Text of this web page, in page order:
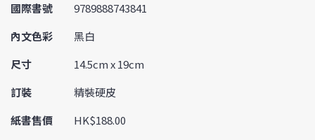
國際書號
9789888743841
內文色彩
黑白
尺寸
14.5cm x 19cm
訂裝
精裝硬皮
紙書售價
HK$188.00